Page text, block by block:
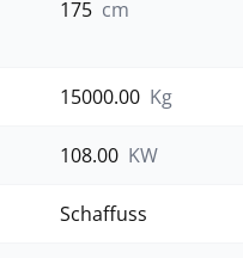
175 cm
15000.00 Kg
108.00 KW
Schaffuss